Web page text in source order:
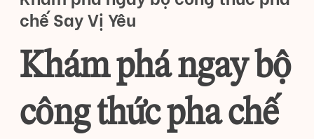
chế Say Vị Yêu
Khám phá ngay bộ
công thức pha chế